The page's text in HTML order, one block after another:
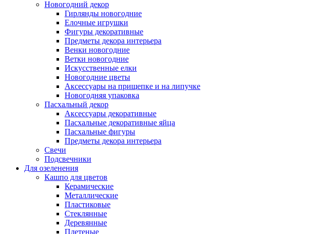
Новогодний декор
Гирлянды новогодние
Елочные игрушки
Фигуры декоративные
Предметы декора интерьера
Венки новогодние
Ветки новогодние
Искусственные елки
Новогодние цветы
Аксессуары на прищепке и на липучке
Новогодняя упаковка
Пасхальный декор
Аксессуары декоративные
Пасхальные декоративные яйца
Пасхальные фигуры
Предметы декора интерьера
Свечи
Подсвечники
Для озеленения
Кашпо для цветов
Керамические
Металлические
Пластиковые
Стеклянные
Деревянные
Плетеные